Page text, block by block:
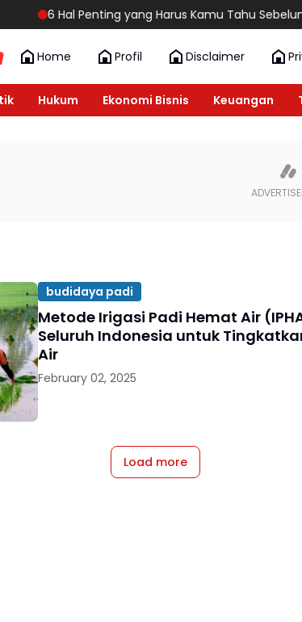
6 Hal Penting yang Harus Kamu Tahu Sebelum
Home Profil Disclaimer
Hukum Ekonomi Bisnis Keuangan
budidaya padi
Metode Irigasi Padi Hemat Air
Seluruh Indonesia untuk
Air
February 02, 2025
Load more